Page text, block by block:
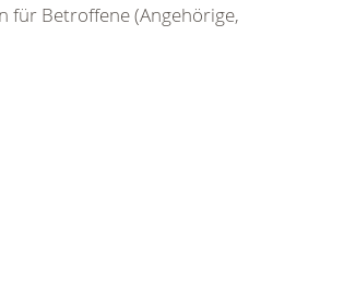
für Betroffene (Angehörige,